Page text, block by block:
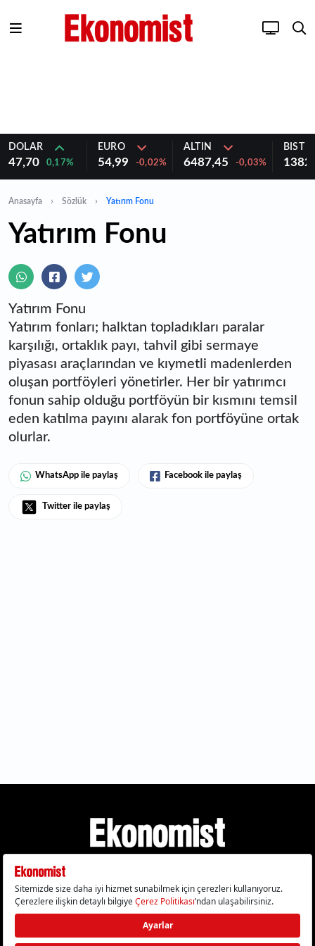
DOLAR
47,70 0,17%
EURO
54,99 -0,02%
ALTIN
6487,45 -0,03%
BIST
Anasayfa Sözlük Yatırım Fonu
Yatırım Fonu
Yatırım Fonu
Yatırım fonları; halktan topladıkları paralar
karşılığı, ortaklık payı, tahvil gibi sermaye
piyasası araçlarından ve kıymetli madenlerden
oluşan portföyleri yönetirler. Her bir yatırımcı
fonun sahip olduğu portföyün bir kısmını temsil
eden katılma payını alarak fon portföyüne ortak
olurlar.
WhatsApp ile paylaş Facebook ile paylaş
Twitter ile paylaş
Gizlilik Politikası Çerez Politikası Çerezleri Sıfırla
KVKK Metni Künye İletişim